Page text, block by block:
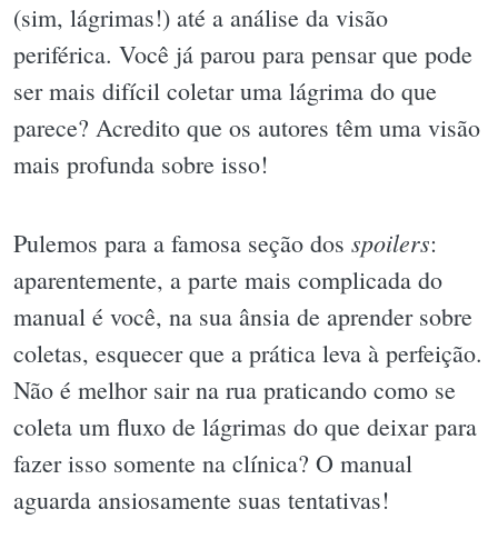
(sim, lágrimas!) até a análise da visão
periférica. Você já parou para pensar que pode
ser mais difícil coletar uma lágrima do que
parece? Acredito que os autores têm uma visão
mais profunda sobre isso!
Pulemos para a famosa seção dos spoilers:
aparentemente, a parte mais complicada do
manual é você, na sua ânsia de aprender sobre
coletas, esquecer que a prática leva à perfeição.
Não é melhor sair na rua praticando como se
coleta um fluxo de lágrimas do que deixar para
fazer isso somente na clínica? O manual
aguarda ansiosamente suas tentativas!